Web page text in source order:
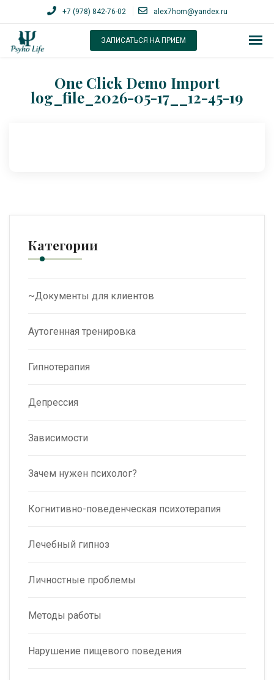
+7 (978) 842-76-02 alex7hom@yandex.ru
ЗАПИСАТЬСЯ НА ПРИЕМ
One Click Demo Import
log_file_2026-05-17__12-45-19
Категории
~Документы для клиентов
Аутогенная тренировка
Гипнотерапия
Депрессия
Зависимости
Зачем нужен психолог?
Когнитивно-поведенческая психотерапия
Лечебный гипноз
Личностные проблемы
Методы работы
Нарушение пищевого поведения